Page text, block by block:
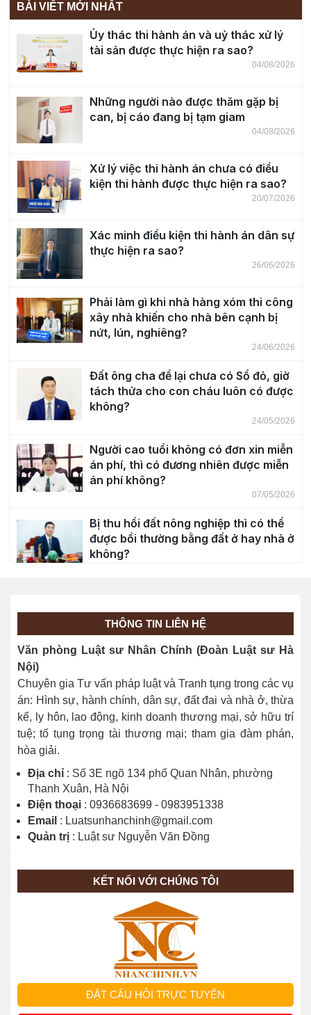
BÀI VIẾT MỚI NHẤT
Ủy thác thi hành án và uỷ thác xử lý
tài sản được thực hiện ra sao?
04/08/2026
Những người nào được thăm gặp bị
can, bị cáo đang bị tạm giam
04/08/2026
Xử lý việc thi hành án chưa có điều
kiện thi hành được thực hiện ra sao?
20/07/2026
Xác minh điều kiện thi hành án dân sự
thực hiện ra sao?
26/06/2026
Phải làm gì khi nhà hàng xóm thi công
xây nhà khiến cho nhà bên cạnh bị
nứt, lún, nghiêng?
24/06/2026
Đất ông cha để lại chưa có Sổ đỏ, giờ
tách thửa cho con cháu luôn có được
không?
24/05/2026
Người cao tuổi không có đơn xin miễn
án phí, thì có đương nhiên được miễn
án phí không?
07/05/2026
Bị thu hồi đất nông nghiệp thì có thể
được bồi thường bằng đất ở hay nhà ở
không?
20/03/2026
về Bầu cử năm 2026
26/02/2026
THÔNG TIN LIÊN HỆ
Văn phòng Luật sư Nhân Chính (Đoàn Luật sư Hà
Nội)
Chuyên gia Tư vấn pháp luật và Tranh tụng trong các vụ
án: Hình sự, hành chính, dân sự, đất đai và nhà ở, thừa
kế, ly hôn, lao động, kinh doanh thương mại, sở hữu trí
tuệ; tố tụng trọng tài thương mại; tham gia đàm phán,
hòa giải.
Địa chỉ : Số 3E ngõ 134 phố Quan Nhân, phường
Thanh Xuân, Hà Nội
Điện thoại : 0936683699 - 0983951338
Email : Luatsunhanchinh@gmail.com
Quản trị : Luật sư Nguyễn Văn Đồng
KẾT NỐI VỚI CHÚNG TÔI
ĐẶT CÂU HỎI TRỰC TUYẾN